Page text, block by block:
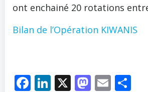
ont enchainé 20 rotations
Bilan de l’Opération KIWANIS
Facebook
LinkedIn
X Email